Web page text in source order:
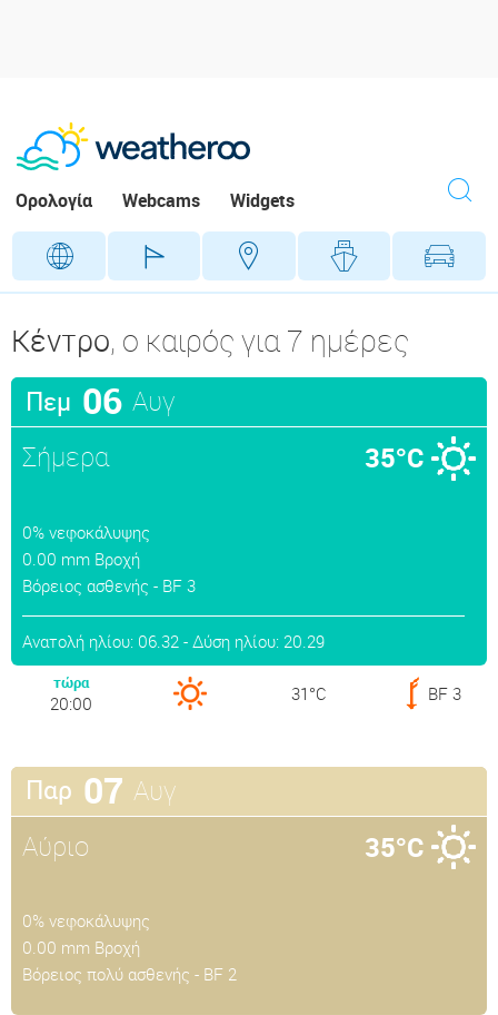
Ορολογία Webcams Widgets
ΓεωγραφικάΓήπεδα
Κέντρο, ο καιρός για 7 ημέρες
Πεμ 06 Αυγ
Σήμερα
35°C
0% νεφοκάλυψης
0.00 mm Βροχή
Βόρειος ασθενής - BF 3
Ανατολή ηλίου: 06.32 - Δύση ηλίου: 20.29
τώρα
20:00 31°C BF 3
Παρ 07 Αυγ
Αύριο
35°C
0% νεφοκάλυψης
0.00 mm Βροχή
Βόρειος πολύ ασθενής - BF 2